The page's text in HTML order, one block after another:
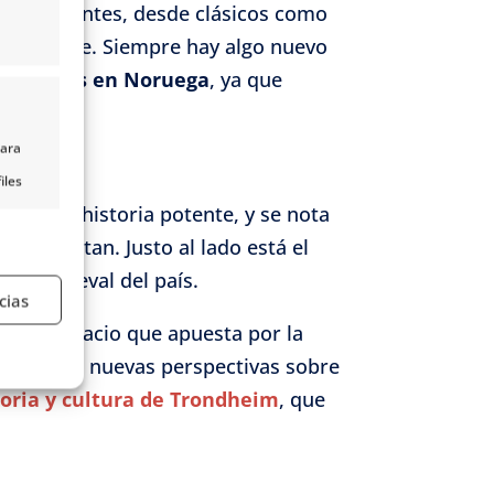
fascinantes, desde clásicos como
Siempre hay algo nuevo
museos en Noruega, ya que
una historia potente, y se nota
lo visitan. Justo al lado está el
medieval del país.
, un espacio que apuesta por la
nuevas perspectivas sobre
y cultura de Trondheim, que